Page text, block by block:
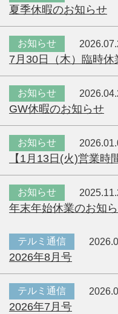
夏季休暇のお知らせ
お知らせ
7月30日（木）臨時
お知らせ
GW休暇のお知らせ
お知らせ
【1月13日(火)営業時
お知らせ
年末年始休業のお知
テルミ通信
2026年8月号
テルミ通信
2026年7月号